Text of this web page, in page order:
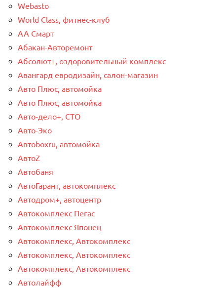
Webasto
World Class, фитнес-клуб
АА Смарт
Абакан-Авторемонт
Абсолют+, оздоровительный комплекс
Авангард евродизайн, салон-магазин
Авто Плюс, автомойка
Авто Плюс, автомойка
Авто-дело+, СТО
Авто-Эко
Автоboxru, автомойка
АвтоZ
Автобаня
АвтоГарант, автокомплекс
Автодром+, автоцентр
Автокомплекс Пегас
Автокомплекс Японец
Автокомплекс, Автокомплекс
Автокомплекс, Автокомплекс
Автокомплекс, Автокомплекс
Автолайфф